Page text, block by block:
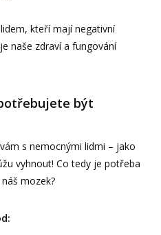
kteří mají negativní
naše zdraví a fungování
být
s nemocnými lidmi – jako
vyhnout! Co tedy je potřeba
mozek?